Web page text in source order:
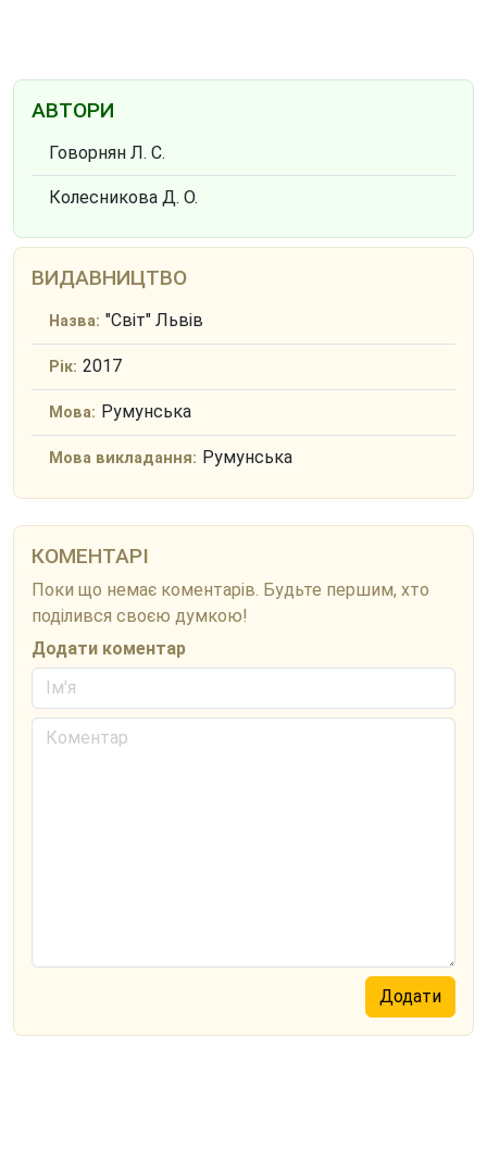
АВТОРИ
Говорнян Л. С.
Колесникова Д. О.
ВИДАВНИЦТВО
Назва: "Світ" Львів
Рік: 2017
Мова: Румунська
Мова викладання: Румунська
КОМЕНТАРІ
Поки що немає коментарів. Будьте першим, хто
поділився своєю думкою!
Додати коментар